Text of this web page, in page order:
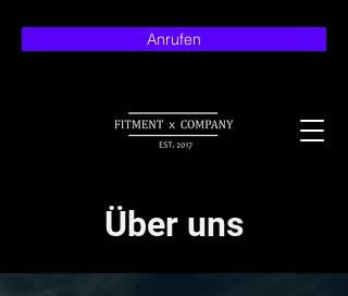
Anrufen
Über uns